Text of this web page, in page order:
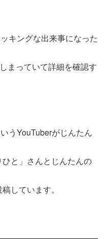
キングな出来事になった
まっていて詳細を確認す
うYouTuberがじんたん
と」さんとじんたんの
しています。